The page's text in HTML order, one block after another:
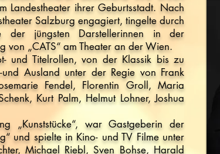
Landestheater ihrer Geburtsstadt. Nach
Salzburg engagiert, tingelte durch
jüngsten Darstellerinnen in der
von „CATS“ am Theater an der Wien.
und Titelrollen, von der Klassik bis zu
Ausland unter der Regie von Frank
Fendel, Florentin Groll, Maria
Kurt Palm, Helmut Lohner, Joshua
„Kunststücke“, war Gastgeberin der
und spielte in Kino- und TV Filme unter
Michael Riebl, Sven Bohse, Harald